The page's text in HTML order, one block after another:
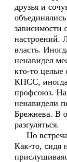
друзья и
зависимости
настроений.
власть.
ненавидел
кто-то целые
КПСС,
профсоюз.
ненавидели
Брежнева. В
разгуляться.
Но
Как-то, сидя